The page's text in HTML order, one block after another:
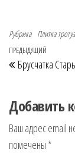
Рубрика Плитка
Предыдущая запись
ПРЕДЫДУЩИЙ
Брусчатка
Добавить
Ваш адрес email
помечены *